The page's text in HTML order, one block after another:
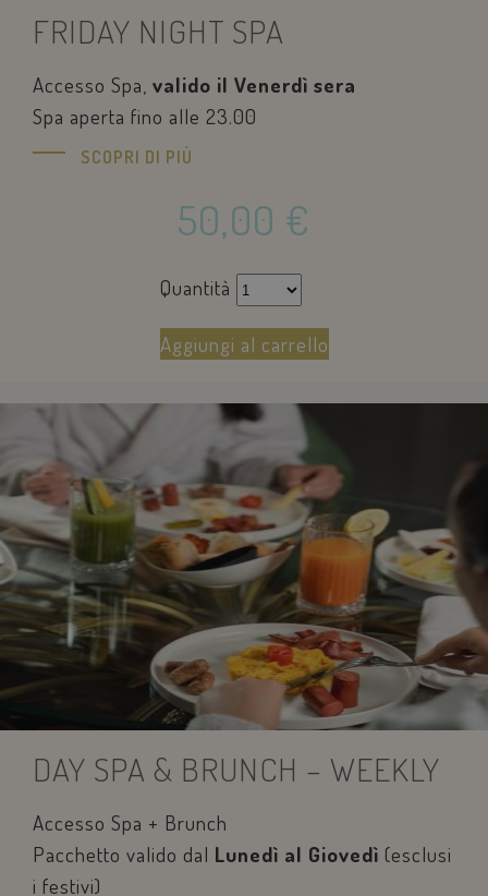
FRIDAY NIGHT SPA
Accesso Spa, valido il Venerdì sera
Spa aperta fino alle 23.00
SCOPRI DI PIÙ
50,00 €
Quantità
Aggiungi al carrello
DAY SPA & BRUNCH – WEEKLY
Accesso Spa + Brunch
Pacchetto valido dal Lunedì al Giovedì (esclusi
i festivi)